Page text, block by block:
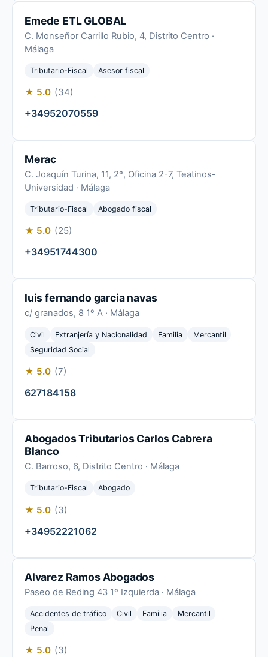
Emede ETL GLOBAL
C. Monseñor Carrillo Rubio, 4, Distrito Centro ·
Málaga
Tributario-Fiscal Asesor fiscal
★ 5.0 (34)
+34952070559
Merac
C. Joaquín Turina, 11, 2º, Oficina 2-7, Teatinos-
Universidad · Málaga
Tributario-Fiscal Abogado fiscal
★ 5.0 (25)
+34951744300
luis fernando garcia navas
c/ granados, 8 1º A · Málaga
Civil Extranjería y Nacionalidad Familia
Mercantil
Seguridad Social
★ 5.0 (7)
627184158
Abogados Tributarios Carlos Cabrera
Blanco
C. Barroso, 6, Distrito Centro · Málaga
Tributario-Fiscal Abogado
★ 5.0 (3)
+34952221062
Alvarez Ramos Abogados
Paseo de Reding 43 1º Izquierda · Málaga
Accidentes de tráfico Civil Familia
Mercantil
Penal
★ 5.0 (3)